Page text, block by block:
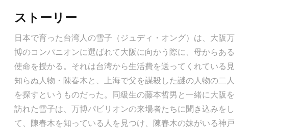
ストーリー
日本で育った台湾人の雪子（ジュディ・オング）は、大阪万
博のコンパニオンに選ばれて大阪に向かう際に、母からある
使命を授かる。それは台湾から生活費を送ってくれている見
知らぬ人物・陳春木と、上海で父を謀殺した謎の人物の二人
を探すというものだった。同級生の藤本哲男と一緒に大阪を
訪れた雪子は、万博パビリオンの来場者たちに聞き込みをし
て、陳春木を知っている人を見つけ、陳春木の妹がいる神戸